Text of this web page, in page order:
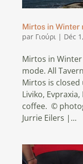
Mirtos in Winter
par Γιούρι| Déc
Mirtos in
mode. All
Mirtos is
Liviko,
coffee. ©
Jurrie Eilers |...